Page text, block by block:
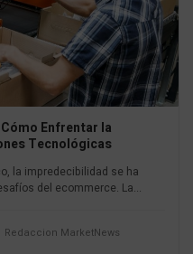
Enfrentar la
Tecnológicas
la impredecibilidad se ha
del ecommerce. La...
Redaccion MarketNews